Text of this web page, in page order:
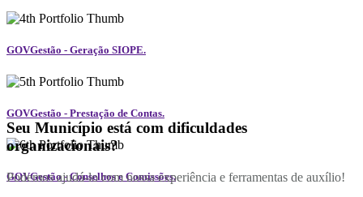
GOVGestão - Geração SIOPE.
GOVGestão - Prestação de Contas.
GOVGestão - Conselhos e Comissões.
Seu Município está com dificuldades
organizacionais?
Podemos ajudá-lo com nossa experiência e ferramentas de auxílio!